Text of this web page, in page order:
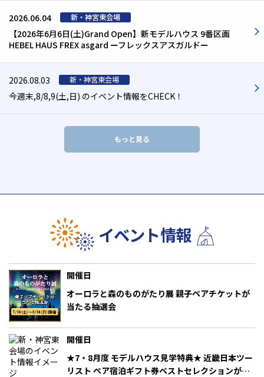
2026.06.04
【2026年6月6日(土)Grand Open】新モデルハウス 9番区画
HEBEL HAUS FREX asgard ーフレックスアスガルドー
2026.08.03
今週末,8/8,9(土,日) のイベント情報をCHECK！
もっと見る
イベント情報
開催日
オーロラと森のものがたり展 親子ペアチケットが
当たる抽選会
開催日
★7・8月度 モデルハウス見学特典★ 近畿日本ツー
リスト ペア宿泊ギフト券ベストセレクションが当